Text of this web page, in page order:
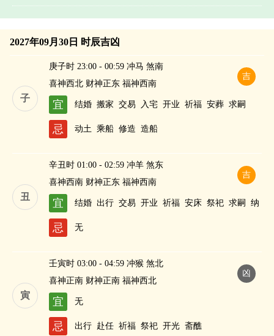
2027年09月30日 时辰吉凶
子
吉
庚子时 23:00 - 00:59 冲马 煞南
喜神西北 财神正东 福神西南
宜 结婚 搬家 交易 入宅 开业 祈福 安葬 求嗣
忌 动土 乘船 修造 造船
丑
吉
辛丑时 01:00 - 02:59 冲羊 煞东
喜神西南 财神正东 福神西南
宜 结婚 出行 交易 开业 祈福 安床 祭祀 求嗣
纳
忌 无
寅
凶
壬寅时 03:00 - 04:59 冲猴 煞北
喜神正南 财神正南 福神西北
宜 无
忌 出行 赴任 祈福 祭祀 开光 斋醮